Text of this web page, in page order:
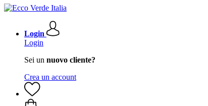
Login
Login
Sei un nuovo cliente?
Crea un account